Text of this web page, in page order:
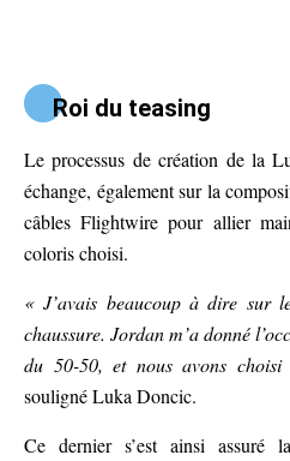
Roi du teasing
Le processus de création de la
échange, également sur la
câbles Flightwire pour allier
coloris choisi.
« J’avais beaucoup à dire sur
chaussure. Jordan m’a donné
du 50-50, et nous avons choisi
souligné Luka Doncic.
Ce dernier s’est ainsi assuré